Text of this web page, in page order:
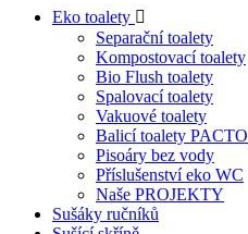
Eko toalety 
Separační toalety
Kompostovací toalety
Bio Flush toalety
Spalovací toalety
Vakuové toalety
Balicí toalety PACTO
Pisoáry bez vody
Příslušenství eko WC
Naše PROJEKTY
Sušáky ručníků